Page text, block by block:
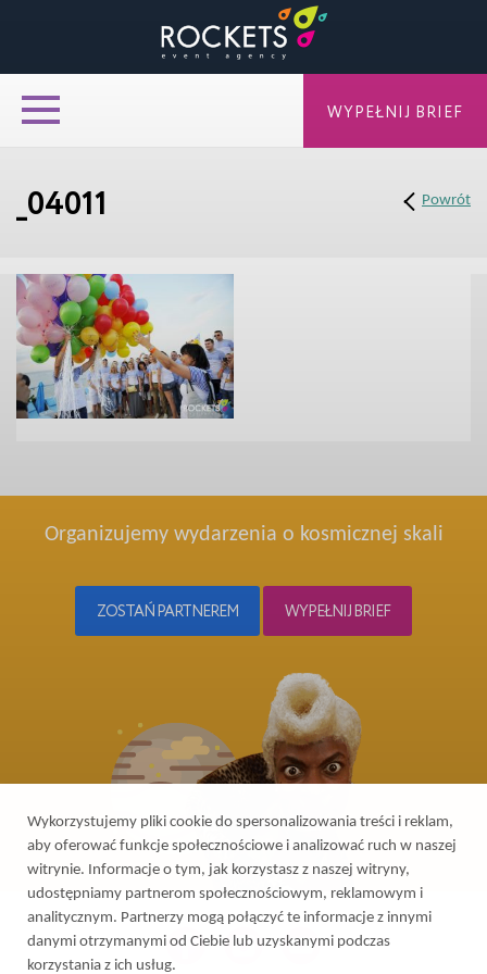
_04011 Powrót
Organizujemy wydarzenia o kosmicznej skali
ZOSTAŃ PARTNEREM WYPEŁNIJ BRIEF
WYPEŁNIJ BRIEF
Wykorzystujemy pliki cookie do spersonalizowania treści i reklam,
aby oferować funkcje społecznościowe i analizować ruch w naszej
witrynie. Informacje o tym, jak korzystasz z naszej witryny,
udostępniamy partnerom społecznościowym, reklamowym i
analitycznym. Partnerzy mogą połączyć te informacje z innymi
danymi otrzymanymi od Ciebie lub uzyskanymi podczas
korzystania z ich usług.